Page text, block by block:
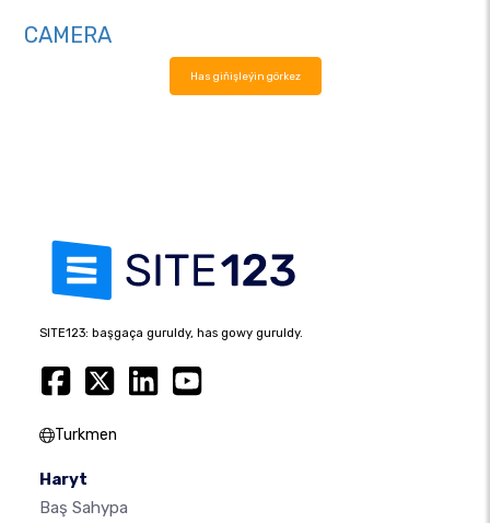
CAMERA
Has giňişleýin görkez
SITE123: başgaça guruldy, has gowy guruldy.
Turkmen
Haryt
Baş Sahypa